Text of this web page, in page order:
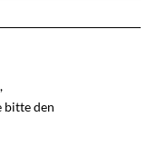
bitte den